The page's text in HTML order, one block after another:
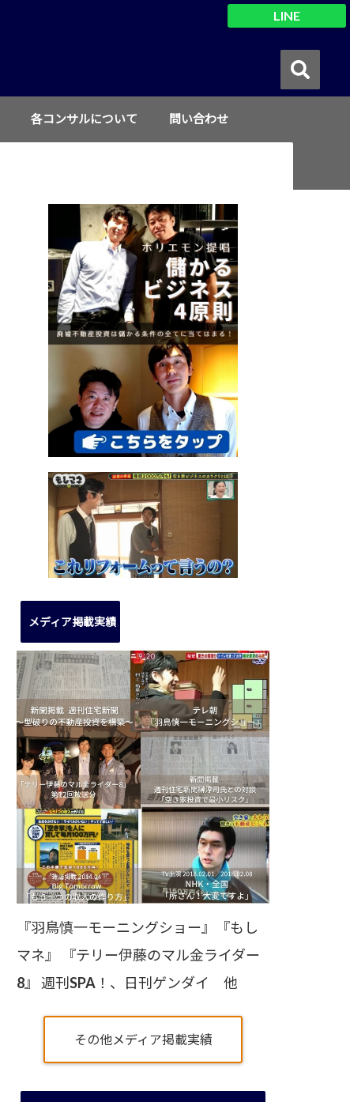
LINE
各コンサルについて 問い合わせ
メディア掲載実績
『羽鳥慎一モーニングショー』『もし
マネ』 『テリー伊藤のマル金ライダー
8』 週刊SPA！、日刊ゲンダイ 他
その他メディア掲載実績